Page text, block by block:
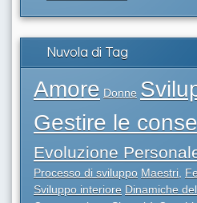
Nuvola di Tag
Amore Donne
Gestire le
Evoluzione
Processo di sviluppo Maestri,
Sviluppo interiore Dinamiche